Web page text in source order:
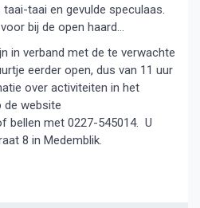
taai en gevulde speculaas.
bij de open haard…
in verband met de te verwachte
eerder open, dus van 11 uur
over activiteiten in het
de website
bellen met 0227-545014. U
8 in Medemblik.